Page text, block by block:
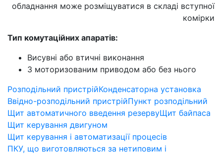
обладнання може розміщуватися в складі вступної
комірки
Тип комутаційних апаратів:
Висувні або втичні виконання
З моторизованим приводом або без нього
Розподільний пристрійКонденсаторна установка
Ввідно-розподільний пристрійПункт розподільний
Щит автоматичного введення резервуЩит байпаса
Щит керування двигуном
Щит керування і автоматизації процесів
ПКУ, що виготовляються за нетиповим і